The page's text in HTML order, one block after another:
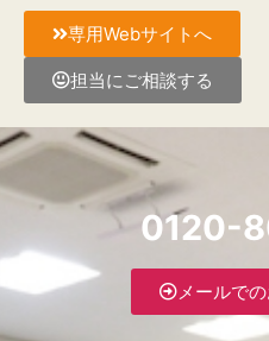
専用Webサイトへ
担当にご相談する
0120-
メールで